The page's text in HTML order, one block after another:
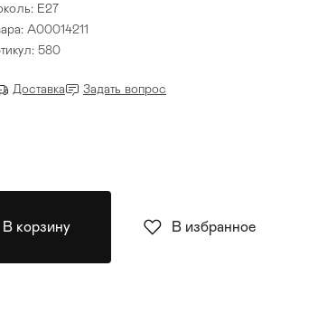
E27
A00014211
580
Доставка Задать вопрос
В корзину В избранное